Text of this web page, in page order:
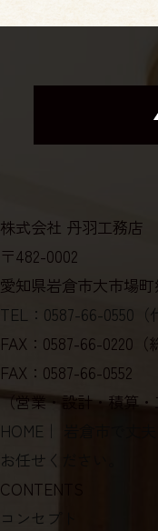
株式会社 丹羽工務店
〒482-0002
愛知県岩倉市大市場町
TEL：0587-66-0550（
FAX：0587-66-0220（
FAX：0587-66-0552
（営業・設計・積算・
HOME ｜ 岩倉市で丈
お任せください。
CONTENTS
コンセプト